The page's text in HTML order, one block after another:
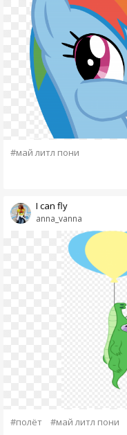
#май литл пони
anna_vanna
I can fly
#полёт #май литл пони